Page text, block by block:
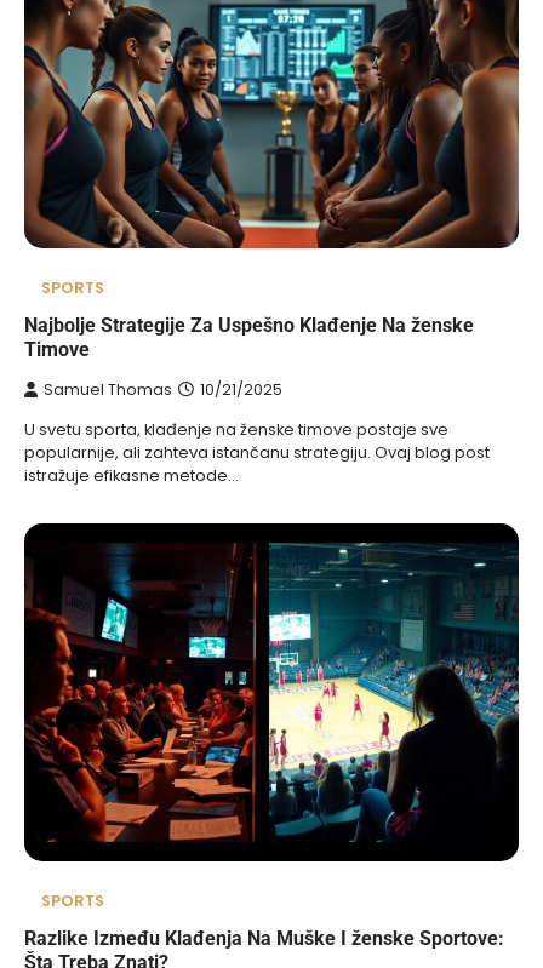
SPORTS
Najbolje Strategije Za Uspešno Klađenje Na ženske
Timove
Samuel Thomas 10/21/2025
U svetu sporta, klađenje na ženske timove postaje sve
popularnije, ali zahteva istančanu strategiju. Ovaj blog post
istražuje efikasne metode…
SPORTS
Razlike Između Klađenja Na Muške I ženske Sportove:
Šta Treba Znati?